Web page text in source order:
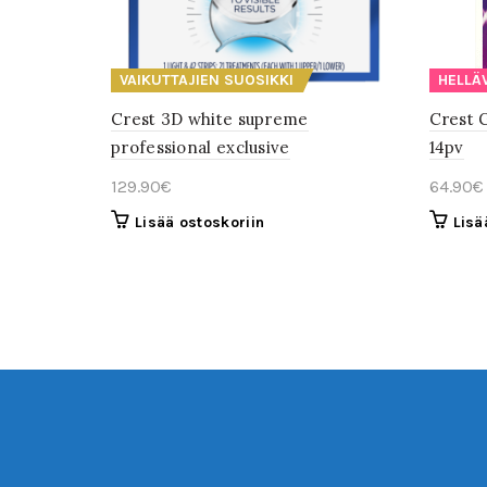
VAIKUTTAJIEN SUOSIKKI
Crest 3D white supreme
professional exclusive
129.90€
Lisää ostoskoriin
Crest
14pv
64.90€
Hyvät helposti tilattavat tuotteet.
Samira (varmistettu kirjoittaja)
09/04/2023
Google
myös loistavaa!